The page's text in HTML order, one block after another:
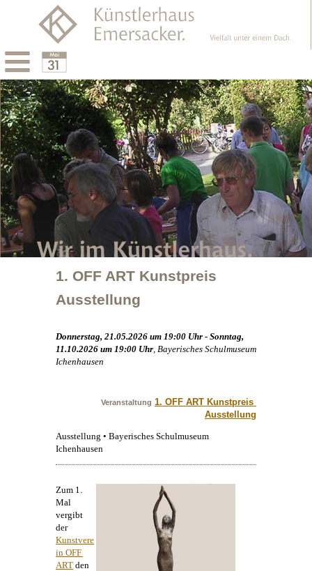
1. OFF ART Kunstpreis
Ausstellung
Donnerstag, 21.05.2026 um 19:00 Uhr - Sonntag,
11.10.2026 um 19:00 Uhr , Bayerisches Schulmuseum
Ichenhausen
Veranstaltung 1. OFF ART Kunstpreis
Ausstellung
Ausstellung • Bayerisches Schulmuseum
Ichenhausen
Zum 1.
Mal
vergibt
der
Kunstvere
in OFF
ART den